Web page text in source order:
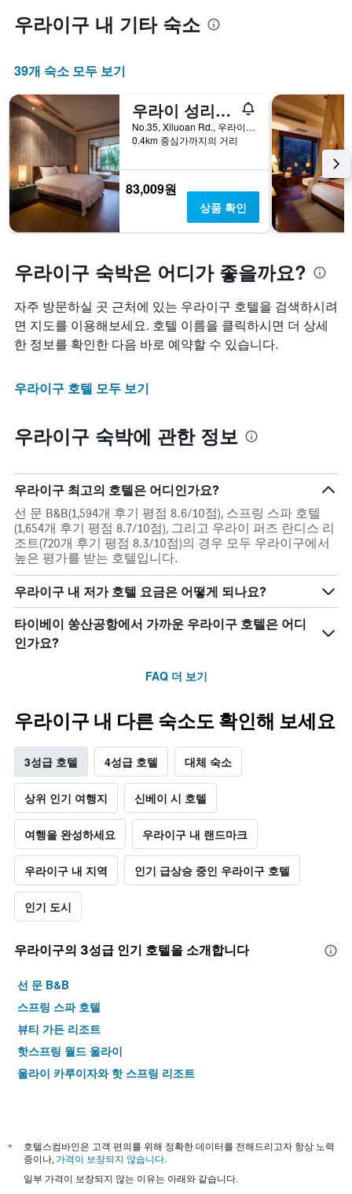
시
1
개
의
Y
축
이
있
습
니
다.
우라이구 내 기타 숙소
39개 숙소 모두 보기
우라이 성리우 스프링 리조트
No.35, Xiluoan Rd., 우라이구, 대만
0.4km 중심가까지의 거리
83,009원
상품 확인
우라이구 숙박은 어디가 좋을까요?
자주 방문하실 곳 근처에 있는 우라이구 호텔을 검색하시려
면 지도를 이용해보세요. 호텔 이름을 클릭하시면 더 상세
한 정보를 확인한 다음 바로 예약할 수 있습니다.
우라이구 호텔 모두 보기
우라이구 숙박에 관한 정보
우라이구 최고의 호텔은 어디인가요?
선 문 B&B(1,594개 후기 평점 8.6/10점), 스프링 스파 호텔
(1,654개 후기 평점 8.7/10점), 그리고 우라이 퍼즈 란디스 리
조트(720개 후기 평점 8.3/10점)의 경우 모두 우라이구에서
높은 평가를 받는 호텔입니다.
우라이구 내 저가 호텔 요금은 어떻게 되나요?
타이베이 쑹산공항에서 가까운 우라이구 호텔은 어디
인가요?
FAQ 더 보기
우라이구 내 다른 숙소도 확인해 보세요
3성급 호텔 4성급 호텔 대체 숙소
상위 인기 여행지 신베이 시 호텔
여행을 완성하세요 우라이구 내 랜드마크
우라이구 내 지역 인기 급상승 중인 우라이구 호텔
인기 도시
우라이구​의 3​성급 인기 호텔을 소개합니다
선 문 B&B
스프링 스파 호텔
뷰티 가든 리조트
핫스프링 월드 울라이
울라이 카루이자와 핫 스프링 리조트
*
호텔스컴바인은 고객 편의를 위해 정확한 데이터를 전해드리고자 항상 노력
중이나, 가격이 보장되지 않습니다.
일부 가격이 보장되지 않는 이유는 아래와 같습니다.